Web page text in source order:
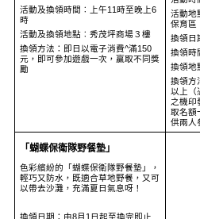
活動及換領時間︰上午11時至晚上6
時
活動及換領地點︰秀茂坪商場３樓
換領方法：即日以電子消費^滿150
元，即可參加遊戲一次，贏取不同獎
勵
活動地
保育區
換領日
換領時
換領地
換領方
以上（
之機印
取名額
供兩人
「蝴蝶保衛隊野餐墊」
色彩繽紛的「蝴蝶保衛隊野餐墊」，
輕巧又防水，既適合草地野餐，又可
以帶去沙灘，充滿夏日氣息呀！
換領日期：由8月1日起至換完即止